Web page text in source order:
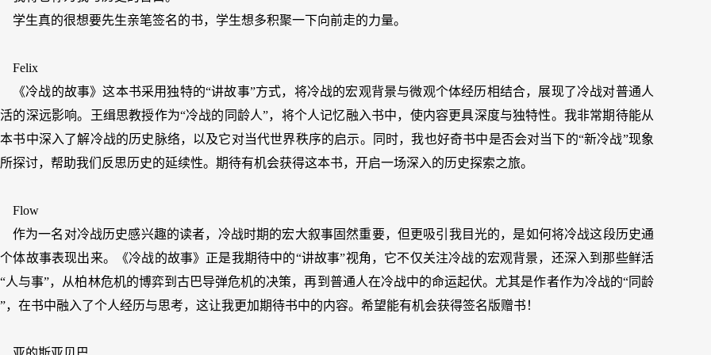
学生真的很想要先生亲笔签名的书，学生想多积聚一下向前走的力量。
Felix
《冷战的故事》这本书采用独特的“讲故事”方式，将冷战的宏观背景与微观个体经历相结合，展现了冷战对普通人
的深远影响。王缉思教授作为“冷战的同龄人”，将个人记忆融入书中，使内容更具深度与独特性。我非常期待能从
书中深入了解冷战的历史脉络，以及它对当代世界秩序的启示。同时，我也好奇书中是否会对当下的“新冷战”现象
探讨，帮助我们反思历史的延续性。期待有机会获得这本书，开启一场深入的历史探索之旅。
Flow
作为一名对冷战历史感兴趣的读者，冷战时期的宏大叙事固然重要，但更吸引我目光的，是如何将冷战这段历史通
体故事表现出来。《冷战的故事》正是我期待中的“讲故事”视角，它不仅关注冷战的宏观背景，还深入到那些鲜活
人与事”，从柏林危机的博弈到古巴导弹危机的决策，再到普通人在冷战中的命运起伏。尤其是作者作为冷战的“同龄
，在书中融入了个人经历与思考，这让我更加期待书中的内容。希望能有机会获得签名版赠书！